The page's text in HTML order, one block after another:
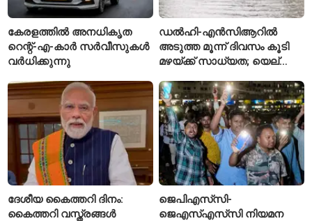
കേരളത്തിൽ അനധികൃത
റെന്റ്-എ-കാർ സർവീസുകൾ
വർധിക്കുന്നു
ഡൽഹി-എൻസിആറിൽ
അടുത്ത മൂന്ന് ദിവസം കൂടി
മഴയ്ക്ക് സാധ്യത; യെല്ലോ
ഐഎംഡി
ദേശീയ കൈത്തറി ദിനം:
കൈത്തറി വസ്ത്രങ്ങൾ
ജെപിഎസ്‌സി-
ജെഎസ്എസ്‌സി നിയമന